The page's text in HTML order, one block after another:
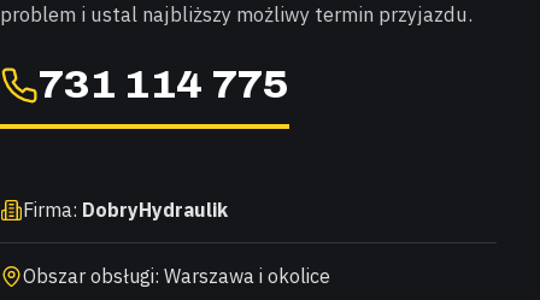
problem i ustal najbliższy możliwy termin przyjazdu.
731 114 775
Firma: DobryHydraulik
Obszar obsługi: Warszawa i okolice